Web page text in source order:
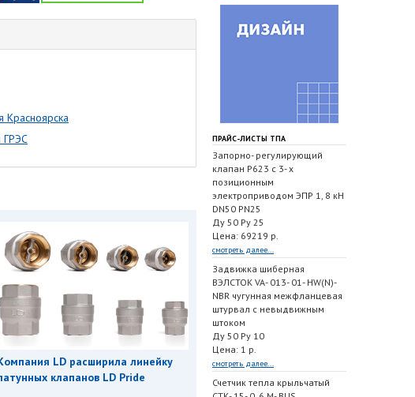
Красноярска
ГРЭС
LD расширила линейку
клапанов LD Pride
ПРАЙС-ЛИСТЫ ТПА
Запорно- регулирующий
клапан Р623 с 3- х
позиционным
электроприводом ЭПР 1, 8 кН
DN50 PN25
Ду 50 Ру 25
Цена: 69219 р.
смотреть далее...
Задвижка шиберная
ВЭЛСТОК VA- 013- 01- HW(N)-
NBR чугунная межфланцевая
штурвал с невыдвижным
штоком
Ду 50 Ру 10
Цена: 1 р.
смотреть далее...
Счетчик тепла крыльчатый